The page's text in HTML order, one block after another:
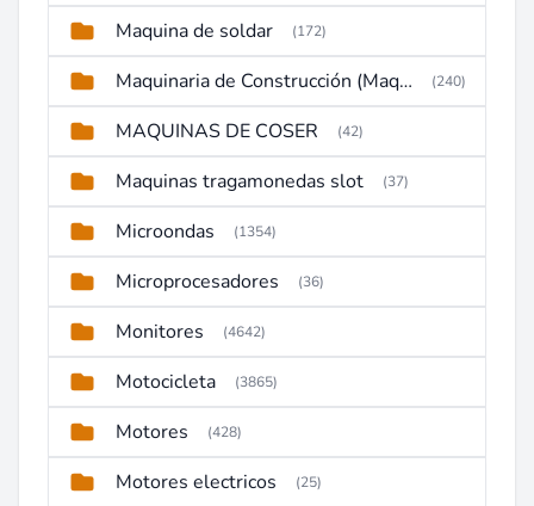
Maquina de soldar (172)
Maquinaria de Construcción (Maquinaria Pesada) (240)
MAQUINAS DE COSER (42)
Maquinas tragamonedas slot (37)
Microondas (1354)
Microprocesadores (36)
Monitores (4642)
Motocicleta (3865)
Motores (428)
Motores electricos (25)